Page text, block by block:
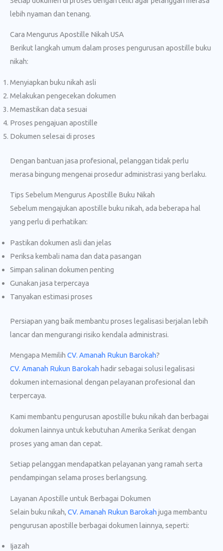
lebih nyaman dan tenang.
Cara Mengurus Apostille Nikah USA
Berikut langkah umum dalam proses pengurusan apostille buku
nikah:
Menyiapkan buku nikah asli
Melakukan pengecekan dokumen
Memastikan data sesuai
Proses pengajuan apostille
Dokumen selesai di proses
Dengan bantuan jasa profesional, pelanggan tidak perlu
merasa bingung mengenai prosedur administrasi yang berlaku.
Tips Sebelum Mengurus Apostille Buku Nikah
Sebelum mengajukan apostille buku nikah, ada beberapa hal
yang perlu di perhatikan:
Pastikan dokumen asli dan jelas
Periksa kembali nama dan data pasangan
Simpan salinan dokumen penting
Gunakan jasa terpercaya
Tanyakan estimasi proses
Persiapan yang baik membantu proses legalisasi berjalan lebih
lancar dan mengurangi risiko kendala administrasi.
Mengapa Memilih CV. Amanah Rukun Barokah?
CV. Amanah Rukun Barokah hadir sebagai solusi legalisasi
dokumen internasional dengan pelayanan profesional dan
terpercaya.
Kami membantu pengurusan apostille buku nikah dan berbagai
dokumen lainnya untuk kebutuhan Amerika Serikat dengan
proses yang aman dan cepat.
Setiap pelanggan mendapatkan pelayanan yang ramah serta
pendampingan selama proses berlangsung.
Layanan Apostille untuk Berbagai Dokumen
Selain buku nikah, CV. Amanah Rukun Barokah juga membantu
pengurusan apostille berbagai dokumen lainnya, seperti:
Ijazah